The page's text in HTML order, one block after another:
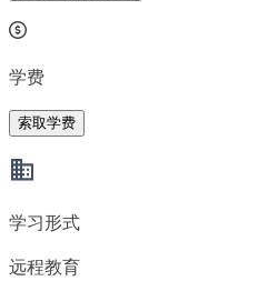
学费
索取学费
学习形式
远程教育